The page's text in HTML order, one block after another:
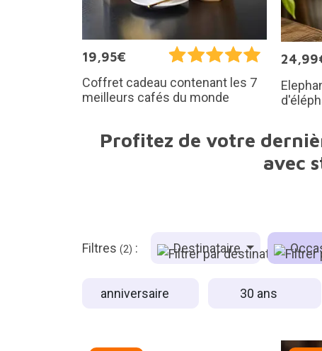
19,95€
Coffret cadeau contenant les 7
meilleurs cafés du monde
Profitez de votre
avec
Filtres (2) : Destinataire
anniversaire 30 ans